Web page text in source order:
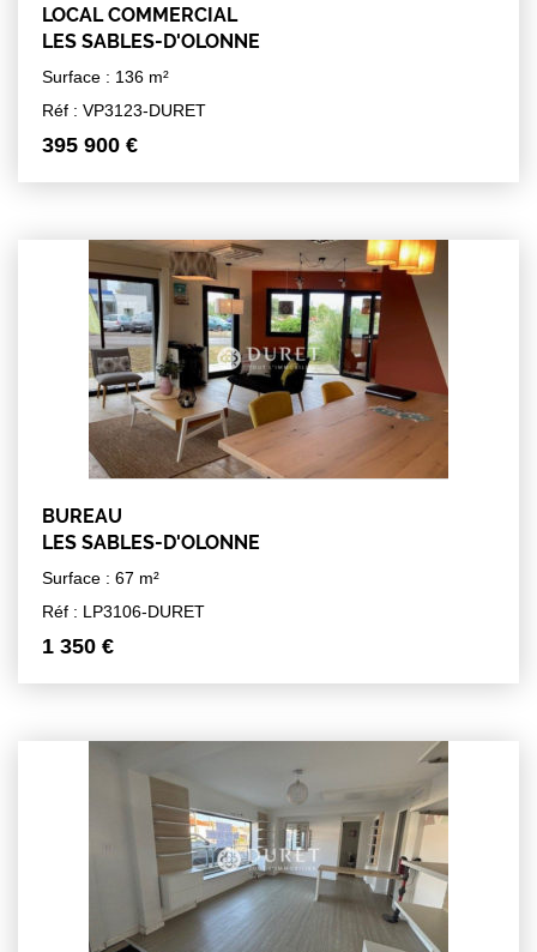
LOCAL COMMERCIAL
LES SABLES-D'OLONNE
Surface : 136 m²
Réf : VP3123-DURET
395 900 €
BUREAU
LES SABLES-D'OLONNE
Surface : 67 m²
Réf : LP3106-DURET
1 350 €